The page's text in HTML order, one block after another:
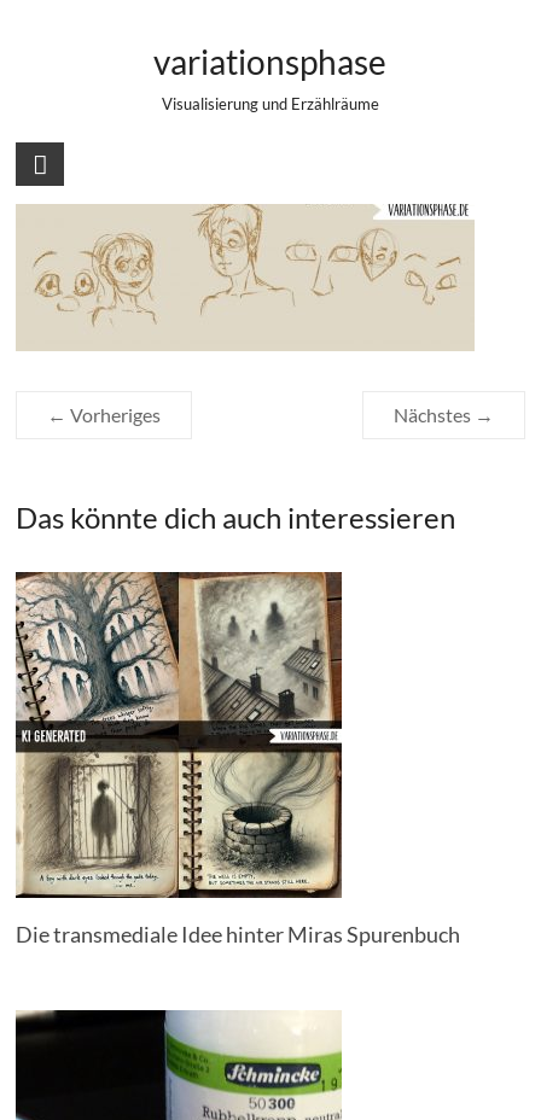
variationsphase
Visualisierung und Erzählräume
2026-03-16_bancroft-studies
← Vorheriges Nächstes →
Das könnte dich auch interessieren
Die transmediale Idee hinter Miras Spurenbuch